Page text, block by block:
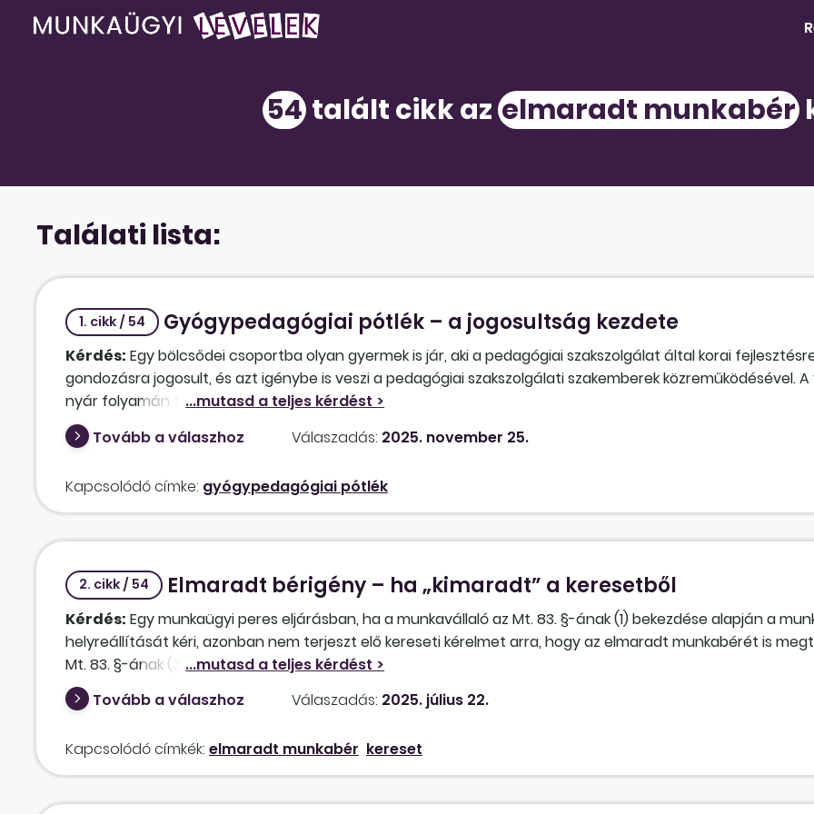
54 talált cikk az elmaradt munkabér
Találati lista:
1. cikk / 54 Gyógypedagógiai pótlék – a jogosultság kezdete
Kérdés: Egy bölcsődei csoportba olyan gyermek is jár, aki a pedagógiai szakszolgálat által korai
gondozásra jogosult, és azt igénybe is veszi a pedagógiai szakszolgálati szakemberek közreműködésével.
nyár folyamán történt, a vizsgálati eredményt szeptemberben kapta meg az intézmény. A bölcsődei
gyógypedagógiai pótléknak mely időponttól kell kifizetésre kerülni? A vizsgálat időpontjától? A szakértői
intézmény részére való rendelkezésre állásától? A fejlesztés kezdetétől? (Jelen esetben ez három eltérő
Tovább a válaszhoz Válaszadás: 2025. november 25.
Kapcsolódó címke: gyógypedagógiai pótlék
2. cikk / 54 Elmaradt bérigény – ha „kimaradt” a keresetből
Kérdés: Egy munkaügyi peres eljárásban, ha a munkavállaló az Mt. 83. §-ának (1) bekezdése alapján a
helyreállítását kéri, azonban nem terjeszt elő kereseti kérelmet arra, hogy az elmaradt munkabérét is
Mt. 83. §-ának (3) bekezdése alapján, helyreállítás esetén, erre vonatkozó kereseti kérelem hiányában, kvázi
automatikusan meg kell-e téríteni számára az elmaradt munkabérét? Vagy ha erre nem adott elő kereseti
munkaviszony megszűnése és a helyreállítás közti időre, kereseti kérelem hiányában a bíróság nem is tudja
kérelem hiányában a munkáltató erre nem kötelezhető a munkaviszony helyreállítására kötelező ítélet
§-ából nem lehet azonban erre egyértelműen következtetni.
Tovább a válaszhoz Válaszadás: 2025. július 22.
Kapcsolódó címkék: elmaradt munkabér kereset